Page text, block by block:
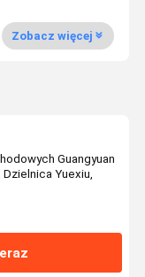
Zobacz więcej
Guangyuan
Dzielnica Yuexiu,